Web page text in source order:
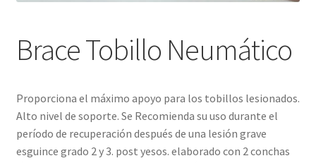
Brace Tobillo Neumático
Proporciona el máximo apoyo para los tobillos lesionados.
Alto nivel de soporte. Se Recomienda su uso durante el
período de recuperación después de una lesión grave
esguince grado 2 y 3. post yesos. elaborado con 2 conchas